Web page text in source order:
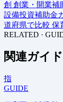
創 創業・開業補
設備投資補助金
道府県で比較 保
RELATED ·
関連ガイド
指
GUIDE